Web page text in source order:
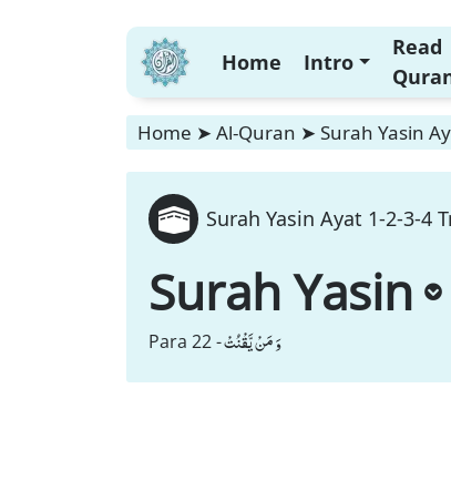
Home Intro
Read
Home ➤ Al-Quran ➤ Surah Yasin
Surah Yasin Ayat 1-2-3-4
Surah Yasin
Para 22 -وَ مَنْ یَّقْنُتْ